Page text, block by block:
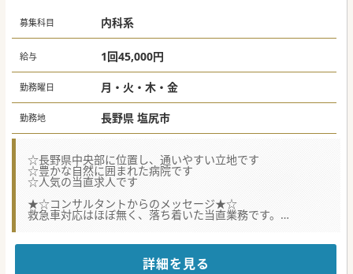
募集科目 内科系
給与 1回45,000円
勤務曜日 月・火・木・金
勤務地 長野県 塩尻市
☆長野県中央部に位置し、通いやすい立地です
☆豊かな自然に囲まれた病院です
☆人気の当直求人です
★☆コンサルタントからのメッセージ★☆
救急車対応はほぼ無く、落ち着いた当直業務です。
宿日直許可申請済みなので勤務時間は残業にカウントされま
「入り・明けの時間を調整したい」といった場合も、柔軟に
応じますので、お気軽にご相談ください！
詳細を見る